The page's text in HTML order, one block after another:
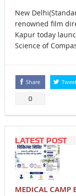
New
renowned film
Kapur today
Science of
Share
0
LATEST POST
MEDICAL CAMP